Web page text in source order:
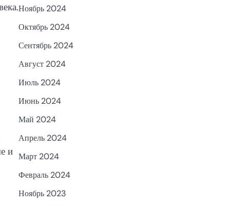
и
Ноябрь 2024
Октябрь 2024
Сентябрь 2024
Август 2024
Июль 2024
Июнь 2024
Май 2024
Апрель 2024
Март 2024
Февраль 2024
Ноябрь 2023